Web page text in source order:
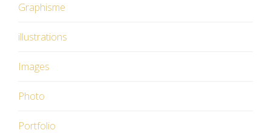
Graphisme
illustrations
Images
Photo
Portfolio